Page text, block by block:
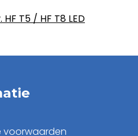
T5 / HF T8 LED
voorwaarden